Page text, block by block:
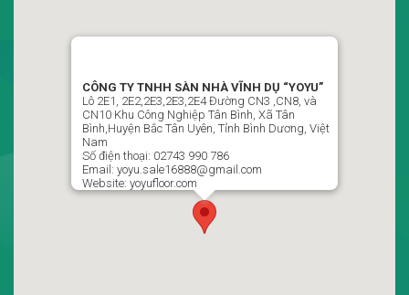
“YOYU”
Phường Vĩnh Tân , Thành Phố Hồ Chí Minh, Việt Nam
02743 990 786 / 0988499951 Ms : Ngọc Thủy P Kinh Doanh
yoyu.sale16888@gmail.com
Theo dõi chúng tôi trên
CÔNG TY TNHH SÀN NHÀ VĨNH DỤ “YOYU”
Lô 2E1, 2E2,2E3,2E3,2E4 Đường CN3 ,CN8, và
CN10 Khu Công Nghiệp Tân Bình, Xã Tân
Bình,Huyện Bắc Tân Uyên, Tỉnh Bình Dương, Việt
Nam
Số điện thoại: 02743 990 786
Email: yoyu.sale16888@gmail.com
Website: yoyufloor.com